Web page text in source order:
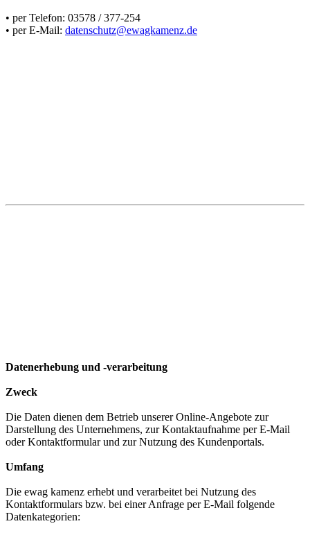
• per Telefon: 03578 / 377-254
• per E-Mail: datenschutz@ewagkamenz.de
Datenerhebung und -verarbeitung
Zweck
Die Daten dienen dem Betrieb unserer Online-Angebote zur
Darstellung des Unternehmens, zur Kontaktaufnahme per E-Mail
oder Kontaktformular und zur Nutzung des Kundenportals.
Umfang
Die ewag kamenz erhebt und verarbeitet bei Nutzung des
Kontaktformulars bzw. bei einer Anfrage per E-Mail folgende
Datenkategorien: